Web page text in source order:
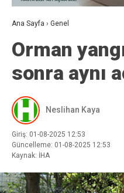
Ana Sayfa › Genel
Orman
sonra aynı
Neslihan Kaya
Giriş: 01-08-2025 12:53
Güncelleme: 01-08-2025 12:53
Kaynak: İHA